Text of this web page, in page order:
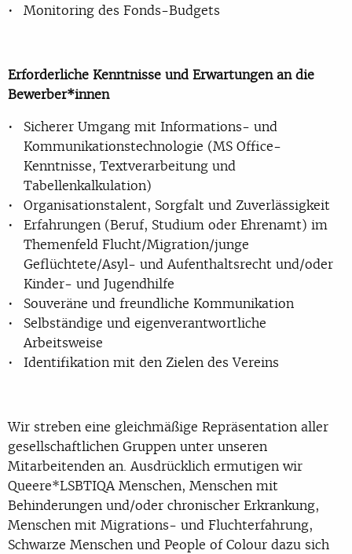
Monitoring des Fonds-Budgets
Erforderliche Kenntnisse und Erwartungen an die
Bewerber*innen
Sicherer Umgang mit Informations- und
Kommunikationstechnologie (MS Office-
Kenntnisse, Textverarbeitung und
Tabellenkalkulation)
Organisationstalent, Sorgfalt und Zuverlässigkeit
Erfahrungen (Beruf, Studium oder Ehrenamt) im
Themenfeld Flucht/Migration/junge
Geflüchtete/Asyl- und Aufenthaltsrecht und/oder
Kinder- und Jugendhilfe
Souveräne und freundliche Kommunikation
Selbständige und eigenverantwortliche
Arbeitsweise
Identifikation mit den Zielen des Vereins
Wir streben eine gleichmäßige Repräsentation aller
gesellschaftlichen Gruppen unter unseren
Mitarbeitenden an. Ausdrücklich ermutigen wir
Queere*LSBTIQA Menschen, Menschen mit
Behinderungen und/oder chronischer Erkrankung,
Menschen mit Migrations- und Fluchterfahrung,
Schwarze Menschen und People of Colour dazu sich